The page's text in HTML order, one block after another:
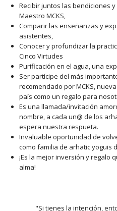
Recibir juntos las bendiciones
Maestro MCKS,
Comparir las enseñanzas y
asistentes,
Conocer y profundizar la
Cinco Virtudes
Purificación en el agua, una
Ser partícipe del más
recomendado por MCKS,
país como un regalo para
Es una llamada/invitación
nombre, a cada un@ de los
espera nuestra respueta.
Invaluable oportunidad de
como familia de arhatic yoguis
¡Es la mejor inversión y regalo
alma!
"Si tienes la intención,